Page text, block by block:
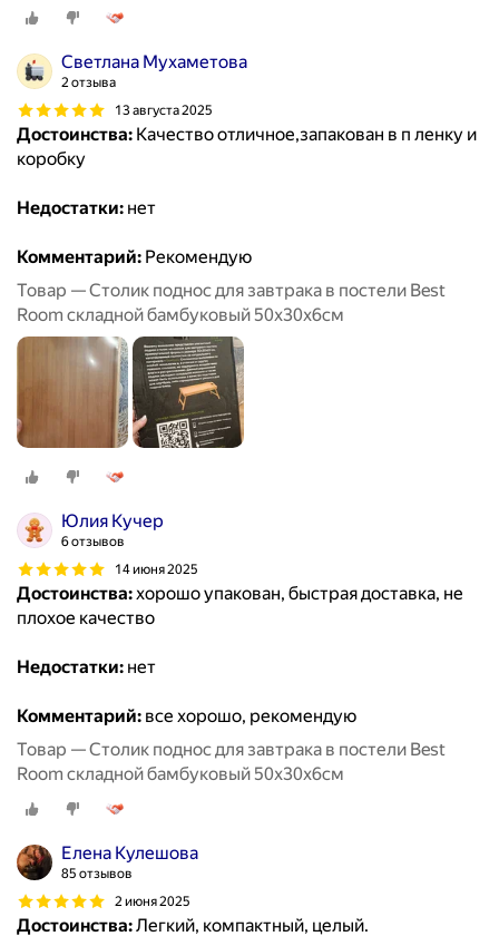
Светлана Мухаметова
2 отзыва
13 августа 2025
Достоинства: Качество отличное,запакован в п ленку и
коробку
Недостатки: нет
Комментарий: Рекомендую
Товар — Столик поднос для завтрака в постели Best
Room складной бамбуковый 50x30x6см
Юлия Кучер
6 отзывов
14 июня 2025
Достоинства:хорошо упакован, быстрая доставка, не
плохое качество
Недостатки: нет
Комментарий: все хорошо, рекомендую
Товар — Столик поднос для завтрака в постели Best
Room складной бамбуковый 50x30x6см
Елена Кулешова
85 отзывов
2 июня 2025
Достоинства:Легкий, компактный, целый.